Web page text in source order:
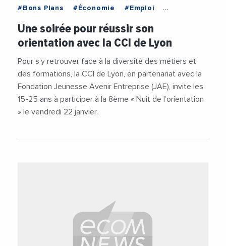
#Bons Plans
#Économie
#Emploi
Une soirée pour réussir son
orientation avec la CCI de Lyon
Pour s’y retrouver face à la diversité des métiers et
des formations, la CCI de Lyon, en partenariat avec la
Fondation Jeunesse Avenir Entreprise (JAE), invite les
15-25 ans à participer à la 8ème « Nuit de l’orientation
» le vendredi 22 janvier.